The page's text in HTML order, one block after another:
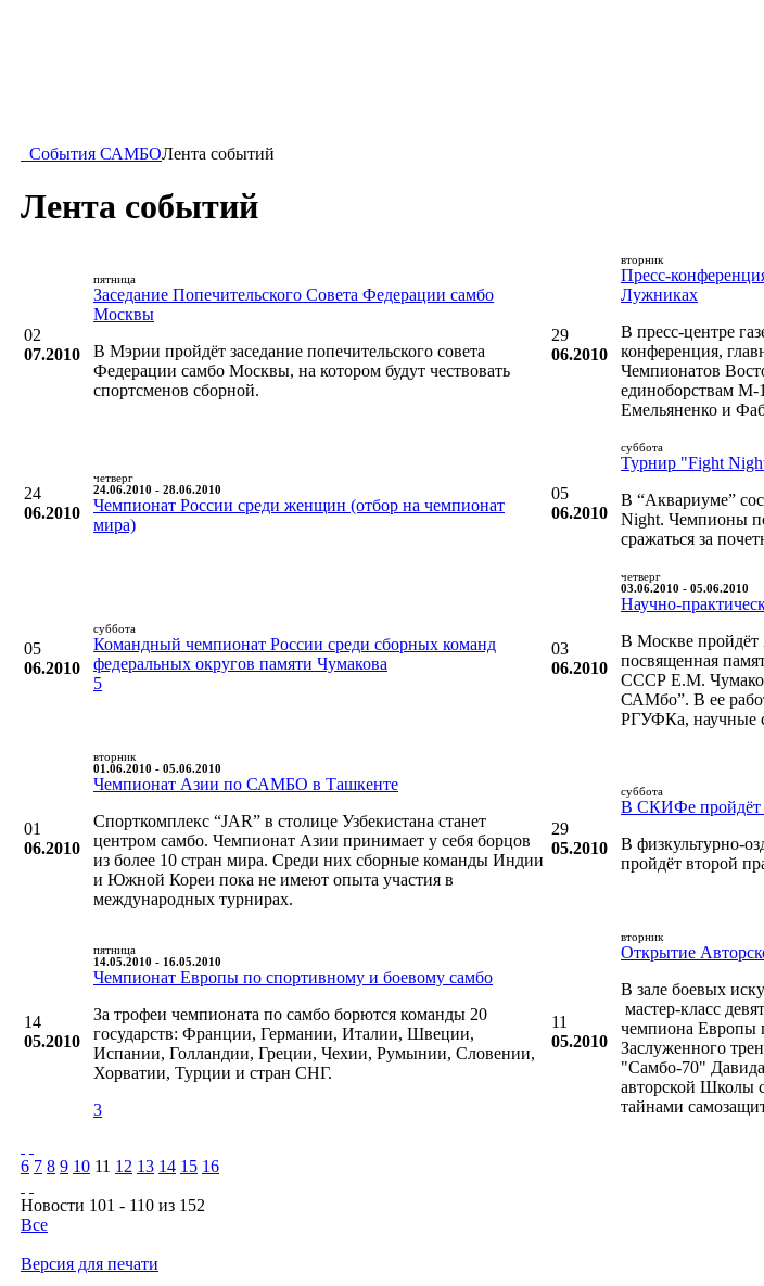
События САМБОЛента событий
Лента событий
02
07.2010
пятница
Заседание Попечительского Совета Федерации самбо
Москвы
В Мэрии пройдёт заседание попечительского совета
Федерации самбо Москвы, на котором будут чествовать
спортсменов сборной.
29
06.2010
вторник
Пресс-
Лужниках
В пресс-центре
конференция,
Чемпионатов
единоборствам M-
Емельяненко и
24
06.2010
четверг
24.06.2010 - 28.06.2010
Чемпионат России среди женщин (отбор на чемпионат
мира)
05
06.2010
суббота
Турнир "Fight
В “Аквариуме”
Night. Чемпионы
сражаться за
05
06.2010
суббота
Командный чемпионат России среди сборных команд
федеральных округов памяти Чумакова
5
03
06.2010
четверг
03.06.2010 - 05.06.2010
Научно-
В Москве пройдёт
посвященная
СССР Е.М.
САМбо”. В ее
РГУФКа, научные
01
06.2010
вторник
01.06.2010 - 05.06.2010
Чемпионат Азии по САМБО в Ташкенте
Спорткомплекс “JAR” в столице Узбекистана станет
центром самбо. Чемпионат Азии принимает у себя борцов
из более 10 стран мира. Среди них сборные команды Индии
и Южной Кореи пока не имеют опыта участия в
международных турнирах.
29
05.2010
суббота
В СКИФе пройдёт
В физкультурно-
пройдёт второй
14
05.2010
пятница
14.05.2010 - 16.05.2010
Чемпионат Европы по спортивному и боевому самбо
За трофеи чемпионата по самбо борются команды 20
государств: Франции, Германии, Италии, Швеции,
Испании, Голландии, Греции, Чехии, Румынии, Словении,
Хорватии, Турции и стран СНГ.
3
11
05.2010
вторник
Открытие
В зале боевых
мастер-класс
чемпиона Европы
Заслуженного
"Самбо-70" Давида
авторской Школы
тайнами
6 7 8 9 10 11 12 13 14 15 16
Новости 101 - 110 из 152
Все
Версия для печати